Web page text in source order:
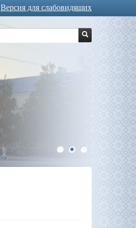
Версия для слабовидящих
1 2 3